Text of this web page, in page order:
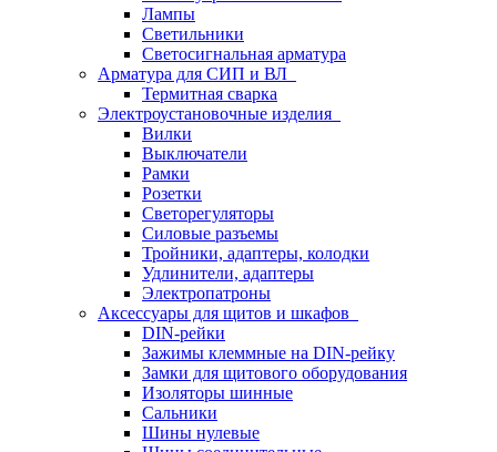
Лампы
Светильники
Светосигнальная арматура
Арматура для СИП и ВЛ
Термитная сварка
Электроустановочные изделия
Вилки
Выключатели
Рамки
Розетки
Светорегуляторы
Силовые разъемы
Тройники, адаптеры, колодки
Удлинители, адаптеры
Электропатроны
Аксессуары для щитов и шкафов
DIN-рейки
Зажимы клеммные на DIN-рейку
Замки для щитового оборудования
Изоляторы шинные
Сальники
Шины нулевые